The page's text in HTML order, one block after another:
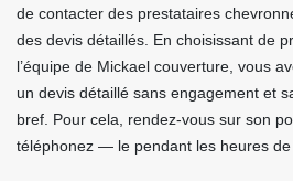
de contacter des prestataires
des devis détaillés. En choisissant de
l’équipe de Mickael couverture, vous
un devis détaillé sans engagement et
bref. Pour cela, rendez-vous sur son
téléphonez — le pendant les heures de